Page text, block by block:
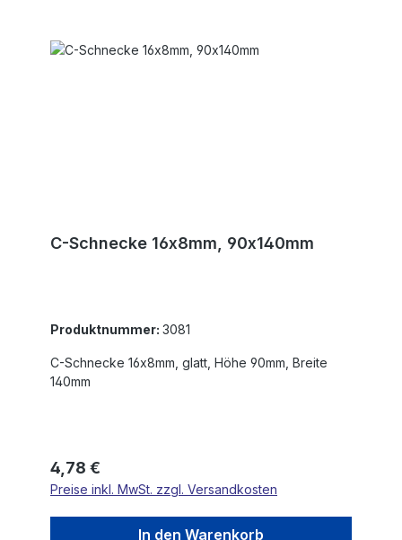
C-Schnecke 16x8mm, 90x140mm
Produktnummer: 3081
C-Schnecke 16x8mm, glatt, Höhe 90mm, Breite
140mm
Regulärer Preis:
4,78 €
Preise inkl. MwSt. zzgl. Versandkosten
In den Warenkorb